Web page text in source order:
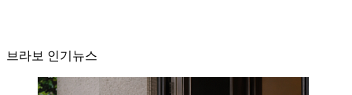
브라보 인기뉴스